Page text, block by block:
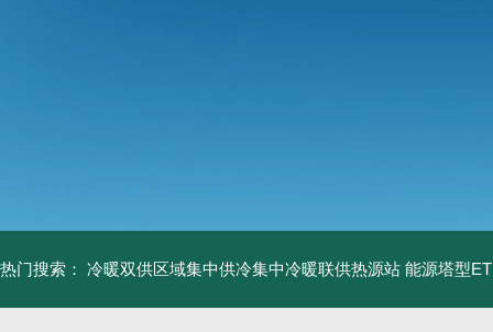
热门搜索： 冷暖双供区域集中供冷集中冷暖联供热源站 能源塔型